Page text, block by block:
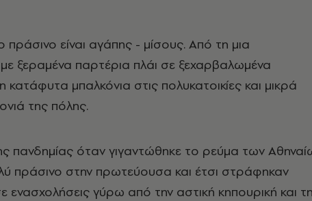
ξεραμένα παρτέρια πλάι σε ξεχαρβαλωμένα
κατάφυτα μπαλκόνια στις πολυκατοικίες και μικρά
της πόλης.
πανδημίας όταν γιγαντώθηκε το ρεύμα των
πράσινο στην πρωτεύουσα και έτσι στράφηκαν
γύρω από την αστική κηπουρική και τη